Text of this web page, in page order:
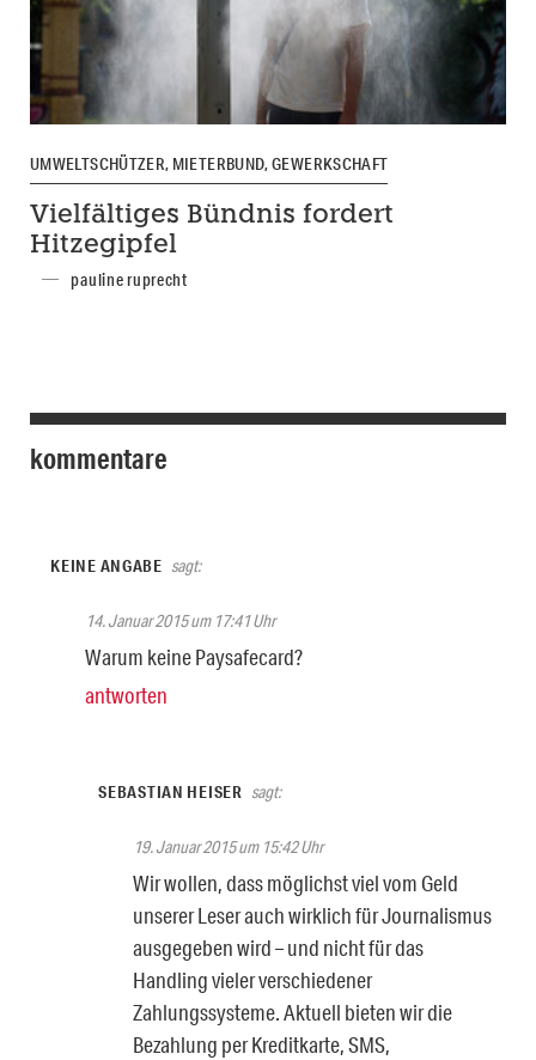
UMWELTSCHÜTZER, MIETERBUND, GEWERKSCHAFT
Vielfältiges Bündnis fordert
Hitzegipfel
pauline ruprecht
kommentare
KEINE ANGABE sagt:
14. Januar 2015 um 17:41 Uhr
Warum keine Paysafecard?
antworten
SEBASTIAN HEISER sagt:
19. Januar 2015 um 15:42 Uhr
Wir wollen, dass möglichst viel vom Geld
unserer Leser auch wirklich für Journalismus
ausgegeben wird – und nicht für das
Handling vieler verschiedener
Zahlungssysteme. Aktuell bieten wir die
Bezahlung per Kreditkarte, SMS,